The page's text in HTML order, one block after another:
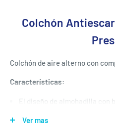
Colchón
Colchón de aire alterno con
Características:
El diseño de almohadilla con
Ver mas